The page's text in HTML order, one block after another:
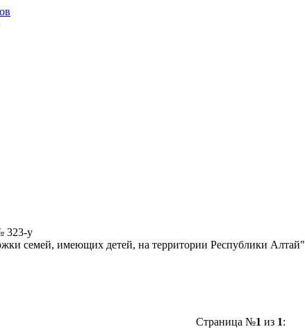
323-у
семей, имеющих детей, на территории Республики Алтай"
Страница №1 из 1: